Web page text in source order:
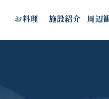
お料理 施設紹介 周辺